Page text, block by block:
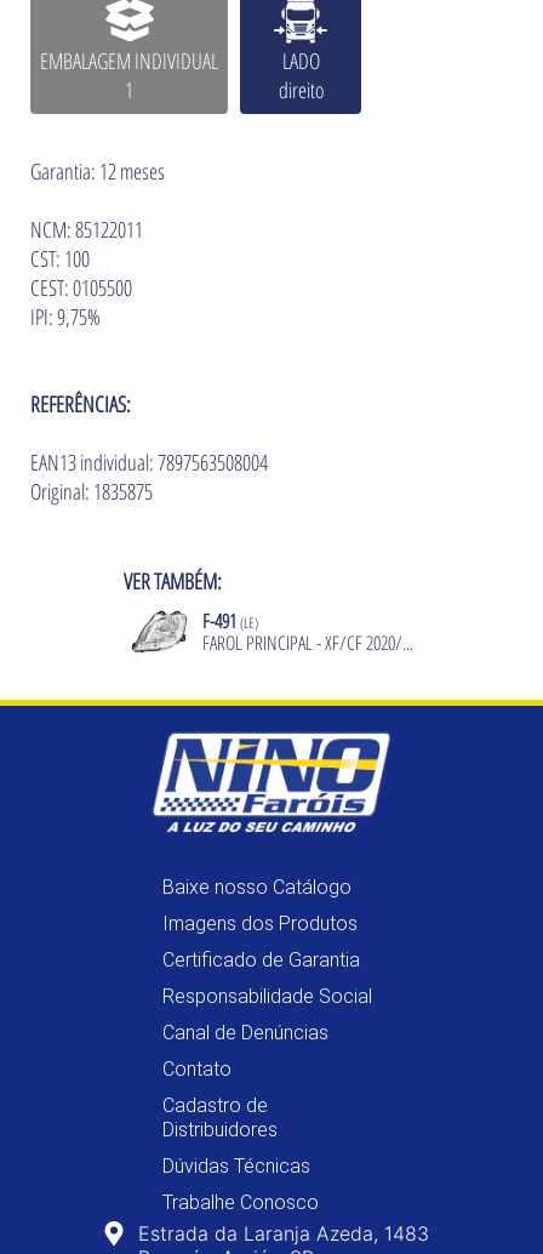
EMBALAGEM INDIVIDUAL
1
LADO
direito
Garantia: 12 meses
NCM: 85122011
CST: 100
CEST: 0105500
IPI: 9,75%
REFERÊNCIAS:
EAN13 individual: 7897563508004
Original: 1835875
VER TAMBÉM:
F-491 (LE)
FAROL PRINCIPAL - XF/CF 2020/...
Baixe nosso Catálogo
Imagens dos Produtos
Certificado de Garantia
Responsabilidade Social
Canal de Denúncias
Contato
Cadastro de
Distribuidores
Dúvidas Técnicas
Trabalhe Conosco
Estrada da Laranja Azeda, 1483